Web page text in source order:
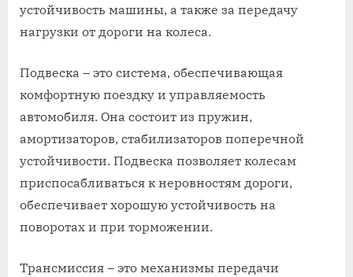
устойчивость машины, а также за передачу
нагрузки от дороги на колеса.
Подвеска – это система, обеспечивающая
комфортную поездку и управляемость
автомобиля. Она состоит из пружин,
амортизаторов, стабилизаторов поперечной
устойчивости. Подвеска позволяет колесам
приспосабливаться к неровностям дороги,
обеспечивает хорошую устойчивость на
поворотах и при торможении.
Трансмиссия – это механизмы передачи